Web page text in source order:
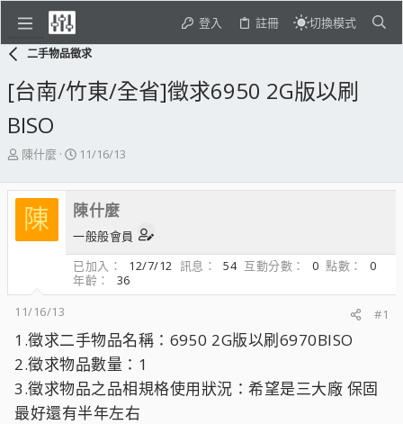
登入 註冊 切換模式
二手物品徵求
[台南/竹東/全省]徵求6950 2G版以刷
BISO
主
發
起
人
陳什麼
開
日
期
11/16/13
陳 陳什麼
一般般會員
已加入
12/7/12 訊息 54 互動分數 0 點數
0
年齡
36
11/16/13
#1
1.徵求二手物品名稱：6950 2G版以刷6970BISO
2.徵求物品數量：1
3.徵求物品之品相規格使用狀況：希望是三大廠 保固
最好還有半年左右